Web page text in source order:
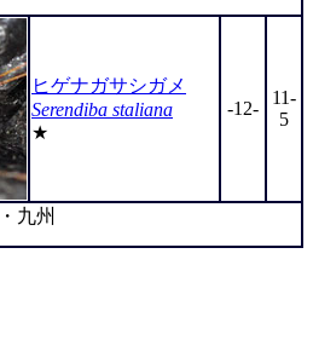
ヒゲナガサシガメ
Serendiba staliana
★
-12-
11-
5
九州